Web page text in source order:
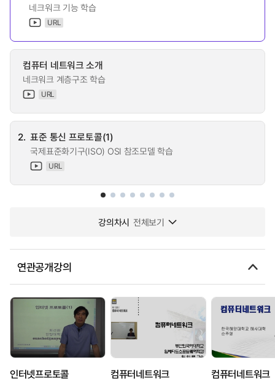
네크워크 기능 학습
URL
컴퓨터 네트워크 소개
네크워크 계층구조 학습
URL
2. 표준 통신 프로토콜(1)
국제표준화기구(ISO) OSI 참조모델 학습
URL
강의차시 전체보기
연관공개강의
인터넷프로토콜 컴퓨터네트워크 컴퓨터네트워크